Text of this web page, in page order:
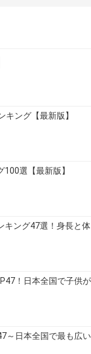
ング【最新版】
選【最新版】
キング47選！身長と体
！日本全国で子供が
～日本全国で最も広い